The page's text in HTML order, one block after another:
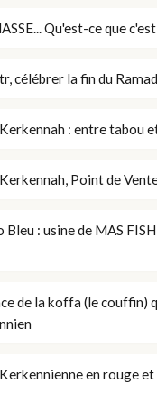
Qu'est-ce que
célébrer la fin du
: entre tabou
Point de
Bleu : usine de MAS
de la koffa (le couffin)
en rouge